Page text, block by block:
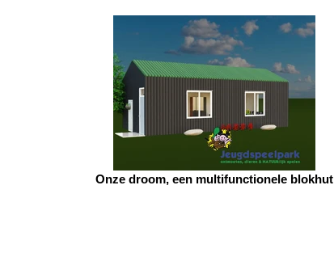
Onze droom, een multifunctionele blokhut